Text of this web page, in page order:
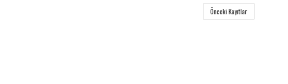
Önceki Kayıtlar